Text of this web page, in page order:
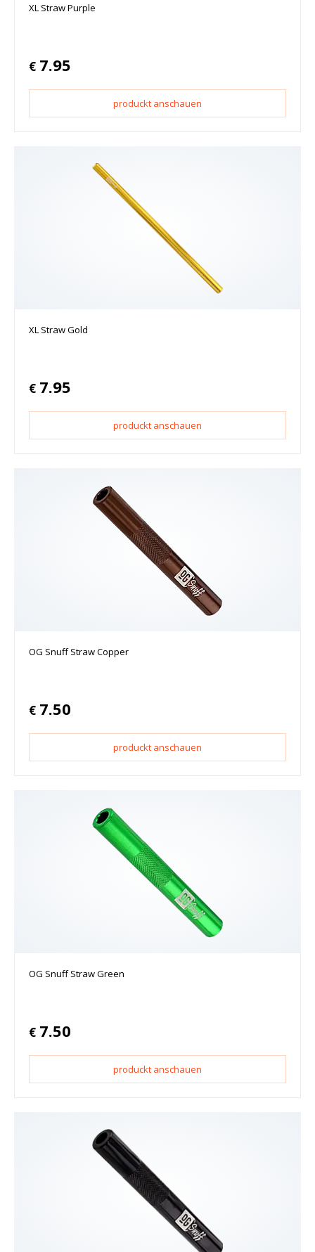
XL Straw Purple
€ 7.95
produckt anschauen
XL Straw Gold
€ 7.95
produckt anschauen
OG Snuff Straw Copper
€ 7.50
produckt anschauen
OG Snuff Straw Green
€ 7.50
produckt anschauen